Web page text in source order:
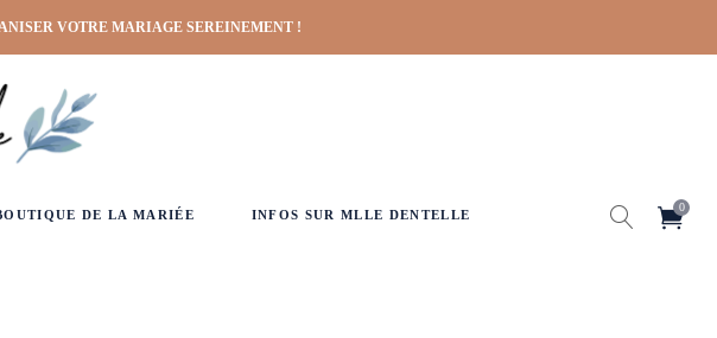
VOTRE MARIAGE SEREINEMENT !
DE LA MARIÉE INFOS SUR MLLE DENTELLE
0